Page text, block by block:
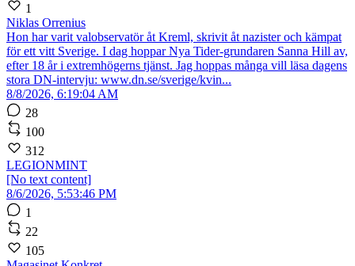
1
Niklas Orrenius
Hon har varit valobservatör åt Kreml, skrivit åt nazister och kämpat
för ett vitt Sverige. I dag hoppar Nya Tider-grundaren Sanna Hill av,
efter 18 år i extremhögerns tjänst. Jag hoppas många vill läsa dagens
stora DN-intervju: www.dn.se/sverige/kvin...
8/8/2026, 6:19:04 AM
28
100
312
LEGIONMINT
[No text content]
8/6/2026, 5:53:46 PM
1
22
105